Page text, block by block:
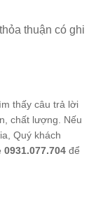
thuận có ghi
thấy câu trả lời
chất lượng. Nếu
Quý khách
0931.077.704 để